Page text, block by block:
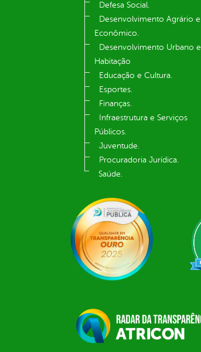
Defesa Social.
Desenvolvimento Agrário e
Econômico.
Desenvolvimento Urbano e
Habitação
Educação e Cultura.
Esportes.
Finanças.
Infraestrutura e Serviços
Públicos.
Juventude.
Procuradoria Jurídica.
Saúde.